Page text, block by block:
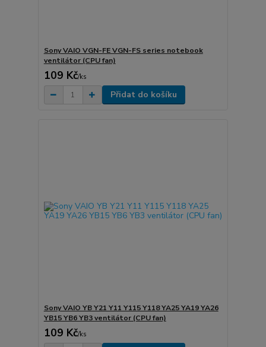
Sony VAIO VGN-FE VGN-FS series notebook
ventilátor (CPU fan)
109 Kč/ks
Přidat do košíku
Sony VAIO YB Y21 Y11 Y115 Y118 YA25 YA19 YA26
YB15 YB6 YB3 ventilátor (CPU fan)
109 Kč/ks